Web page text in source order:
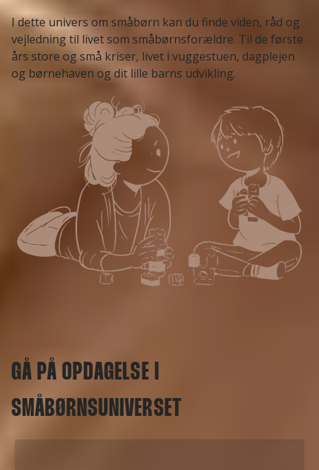
I dette univers om småbørn kan du finde viden, råd og
vejledning til livet som småbørnsforældre. Til de første
års store og små kriser, livet i vuggestuen, dagplejen
og børnehaven og dit lille barns udvikling.
GÅ PÅ OPDAGELSE I
SMÅBØRNSUNIVERSET